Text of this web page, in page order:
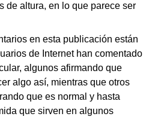
de altura, en lo que parece ser
en esta publicación están
de Internet han comentado
algunos afirmando que
algo así, mientras que otros
que es normal y hasta
que sirven en algunos